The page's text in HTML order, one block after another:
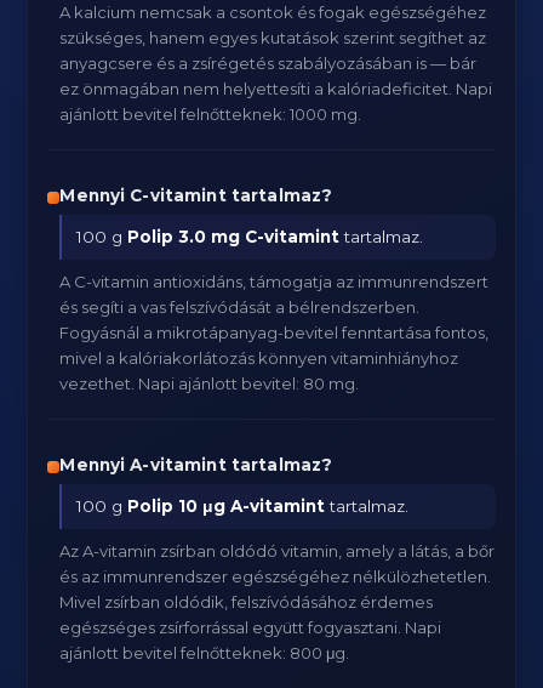
A kalcium nemcsak a csontok és fogak egészségéhez
szükséges, hanem egyes kutatások szerint segíthet az
anyagcsere és a zsírégetés szabályozásában is — bár
ez önmagában nem helyettesíti a kalóriadeficitet. Napi
ajánlott bevitel felnőtteknek: 1000 mg.
Mennyi C-vitamint tartalmaz?
100 g Polip 3.0 mg C-vitaminttartalmaz.
A C-vitamin antioxidáns, támogatja az immunrendszert
és segíti a vas felszívódását a bélrendszerben.
Fogyásnál a mikrotápanyag-bevitel fenntartása fontos,
mivel a kalóriakorlátozás könnyen vitaminhiányhoz
vezethet. Napi ajánlott bevitel: 80 mg.
Mennyi A-vitamint tartalmaz?
100 g Polip 10 μg A-vitaminttartalmaz.
Az A-vitamin zsírban oldódó vitamin, amely a látás, a bőr
és az immunrendszer egészségéhez nélkülözhetetlen.
Mivel zsírban oldódik, felszívódásához érdemes
egészséges zsírforrással együtt fogyasztani. Napi
ajánlott bevitel felnőtteknek: 800 μg.